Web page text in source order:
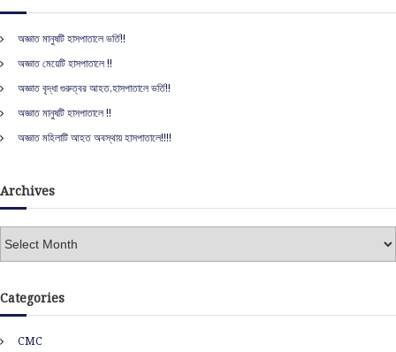
c
f
o
r
অজ্ঞাত মানুষটি হাসপাতালে ভর্তি!!
অজ্ঞাত মেয়েটি হাসপাতালে !!
অজ্ঞাত বৃদ্ধা গুরুত্বর আহত,হাসপাতালে ভর্তি!!
অজ্ঞাত মানুষটি হাসপাতালে !!
অজ্ঞাত মহিলাটি আহত অবস্থায় হাসপাতালে!!!!
Archives
h
e
Categories
CMC